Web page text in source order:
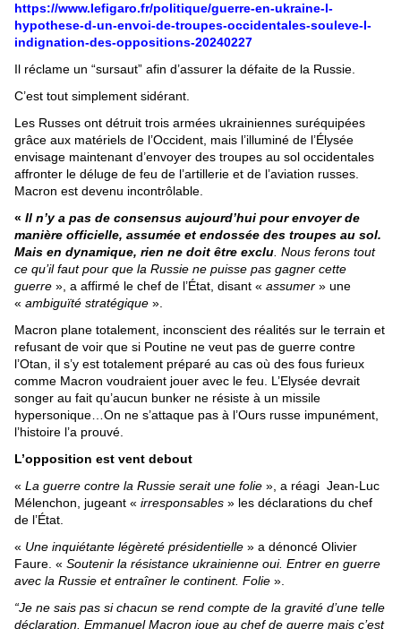
https://www.lefigaro.fr/politique/guerre-en-ukraine-l-
hypothese-d-un-envoi-de-troupes-occidentales-souleve-l-
indignation-des-oppositions-20240227
Il réclame un “sursaut” afin d’assurer la défaite de la Russie.
C’est tout simplement sidérant.
Les Russes ont détruit trois armées ukrainiennes suréquipées
grâce aux matériels de l’Occident, mais l’illuminé de l’Élysée
envisage maintenant d’envoyer des troupes au sol occidentales
affronter le déluge de feu de l’artillerie et de l’aviation russes.
Macron est devenu incontrôlable.
« Il n’y a pas de consensus aujourd’hui pour envoyer de
manière officielle, assumée et endossée des troupes au sol.
Mais en dynamique, rien ne doit être exclu . Nous ferons tout
ce qu’il faut pour que la Russie ne puisse pas gagner cette
guerre », a affirmé le chef de l’État, disant « assumer » une
« ambiguïté stratégique ».
Macron plane totalement, inconscient des réalités sur le terrain et
refusant de voir que si Poutine ne veut pas de guerre contre
l’Otan, il s’y est totalement préparé au cas où des fous furieux
comme Macron voudraient jouer avec le feu. L’Elysée devrait
songer au fait qu’aucun bunker ne résiste à un missile
hypersonique…On ne s’attaque pas à l’Ours russe impunément,
l’histoire l’a prouvé.
L’opposition est vent debout
« La guerre contre la Russie serait une folie », a réagi Jean-Luc
Mélenchon, jugeant « irresponsables » les déclarations du chef
de l’État.
« Une inquiétante légèreté présidentielle » a dénoncé Olivier
Faure. « Soutenir la résistance ukrainienne oui. Entrer en guerre
avec la Russie et entraîner le continent. Folie ».
“Je ne sais pas si chacun se rend compte de la gravité d’une telle
déclaration. Emmanuel Macron joue au chef de guerre mais c’est